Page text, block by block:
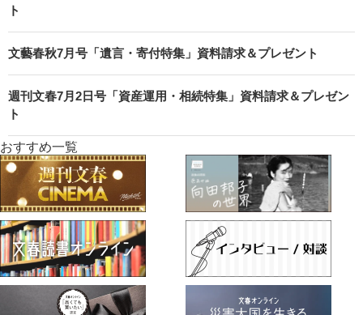
ト
文藝春秋7月号「遺言・寄付特集」資料請求＆プレゼント
週刊文春7月2日号「資産運用・相続特集」資料請求＆プレゼン
ト
おすすめ一覧